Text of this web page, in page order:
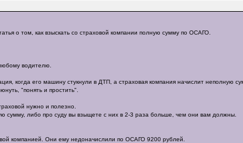
о том, как взыскать со страховой компании полную сумму по ОСАГО.
водителю.
когда его машину стукнули в ДТП, а страховая компания начислит неполную
"понять и простить".
нужно и полезно.
сумму, либо про суду вы взыщете с них в 2-3 раза больше, чем они вам должны.
компанией. Они ему недоначислили по ОСАГО 9200 рублей.